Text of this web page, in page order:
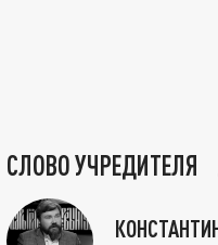
СЛОВО УЧРЕДИТЕЛЯ